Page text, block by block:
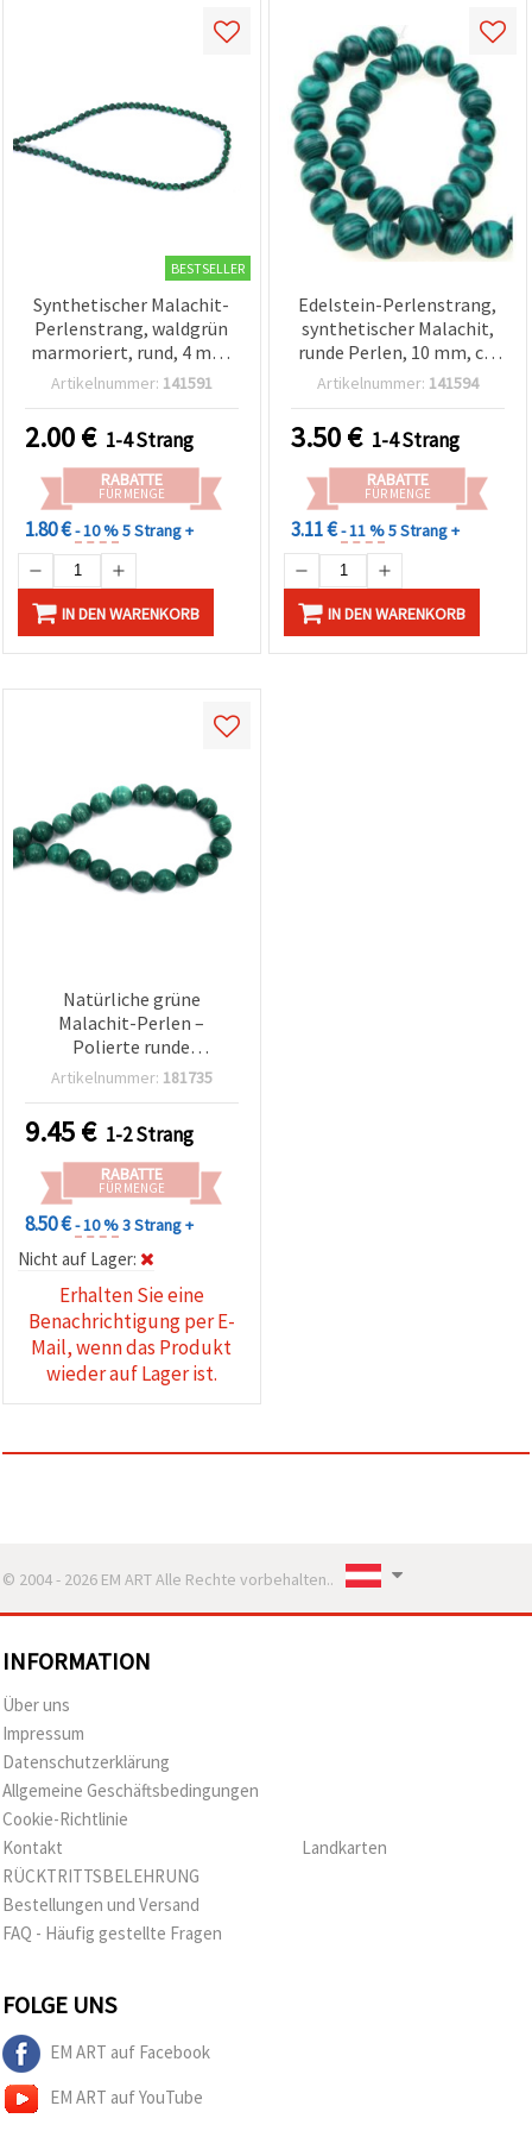
BESTSELLER
Synthetischer Malachit-
Perlenstrang, waldgrün
marmoriert, rund, 4 mm,
100 Stück
Artikelnummer: 141591
2.00€ 1-4 Strang
RABATTE
FÜR MENGE
1.80 €- 10 %5 Strang +
IN DEN WARENKORB
Edelstein-Perlenstrang,
synthetischer Malachit,
runde Perlen, 10 mm, ca.
38 Stück
Artikelnummer: 141594
3.50€ 1-4 Strang
RABATTE
FÜR MENGE
3.11 €- 11 %5 Strang +
IN DEN WARENKORB
Natürliche grüne
Malachit-Perlen –
Polierte runde
Edelsteinperlen für
DIY, 12 mm, Set mit 33
Stück
Artikelnummer: 181735
9.45€ 1-2 Strang
RABATTE
FÜR MENGE
8.50 €- 10 %3 Strang +
Nicht auf Lager:
Erhalten Sie eine
Benachrichtigung per E-
Mail, wenn das Produkt
wieder auf Lager ist.
© 2004 - 2026 EM ART Alle Rechte vorbehalten..
INFORMATION
Über uns
Impressum
Datenschutzerklärung
Allgemeine Geschäftsbedingungen
Cookie-Richtlinie
Kontakt
RÜCKTRITTSBELEHRUNG
Bestellungen und Versand
FAQ - Häufig gestellte Fragen
Landkarten
FOLGE UNS
EM ART auf Facebook
EM ART auf YouTube